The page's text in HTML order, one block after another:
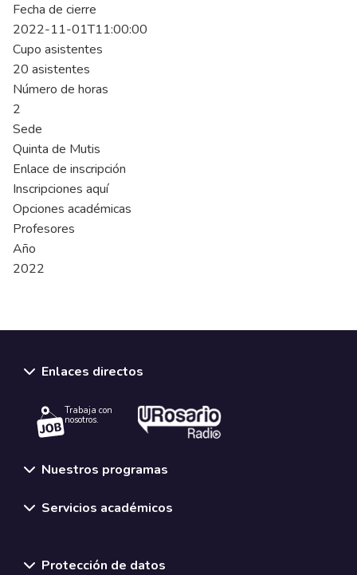
Fecha de cierre
2022-11-01T11:00:00
Cupo asistentes
20 asistentes
Número de horas
2
Sede
Quinta de Mutis
Enlace de inscripción
Inscripciones aquí
Opciones académicas
Profesores
Año
2022
Enlaces directos
Trabaja con
nosotros.
Nuestros programas
Servicios académicos
Protección de datos